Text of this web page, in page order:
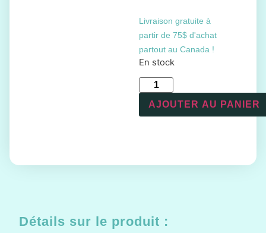
Livraison gratuite à
partir de 75$ d'achat
partout au Canada !
En stock
AJOUTER AU PANIER
Détails sur le produit :